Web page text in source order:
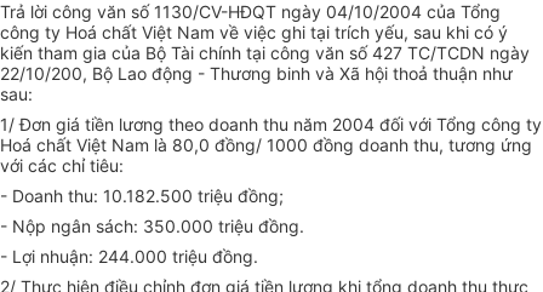
Trả lời công văn số 1130/CV-HĐQT ngày 04/10/2004 của Tổng
công ty Hoá chất Việt Nam về việc ghi tại trích yếu, sau khi có ý
kiến tham gia của Bộ Tài chính tại công văn số 427 TC/TCDN ngày
22/10/200, Bộ Lao động - Thương binh và Xã hội thoả thuận như
sau:
1/ Đơn giá tiền lương theo doanh thu năm 2004 đối với Tổng công ty
Hoá chất Việt Nam là 80,0 đồng/ 1000 đồng doanh thu, tương ứng
với các chỉ tiêu:
- Doanh thu: 10.182.500 triệu đồng;
- Nộp ngân sách: 350.000 triệu đồng.
- Lợi nhuận: 244.000 triệu đồng.
2/ Thực hiện điều chỉnh đơn giá tiền lương khi tổng doanh thu thực